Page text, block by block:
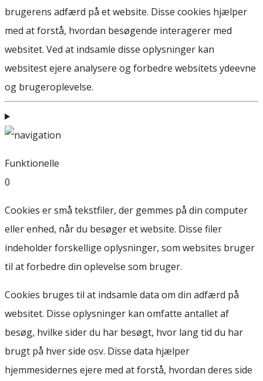
brugerens adfærd på et website. Disse cookies hjælper
med at forstå, hvordan besøgende interagerer med
websitet. Ved at indsamle disse oplysninger kan
websitest ejere analysere og forbedre websitets ydeevne
og brugeroplevelse.
Funktionelle
0
Cookies er små tekstfiler, der gemmes på din computer
eller enhed, når du besøger et website. Disse filer
indeholder forskellige oplysninger, som websites bruger
til at forbedre din oplevelse som bruger.
Cookies bruges til at indsamle data om din adfærd på
websitet. Disse oplysninger kan omfatte antallet af
besøg, hvilke sider du har besøgt, hvor lang tid du har
brugt på hver side osv. Disse data hjælper
hjemmesidernes ejere med at forstå, hvordan deres side